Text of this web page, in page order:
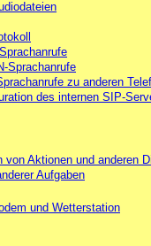
Sprachanrufe
zu anderen
des internen SIP-
Aktionen und anderen
Aufgaben
und Wetterstation